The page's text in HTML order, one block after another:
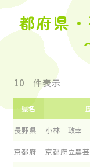
都府県
件表示
県名
長野県 小林 政幸
京都府 京都府立農